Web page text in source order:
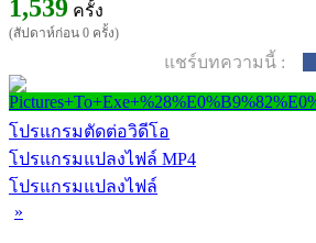
1,539 ครั้ง
(สัปดาห์ก่อน 0 ครั้ง)
แชร์บทความนี้ :
โปรแกรมตัดต่อวิดีโอ
โปรแกรมแปลงไฟล์ MP4
โปรแกรมแปลงไฟล์
»